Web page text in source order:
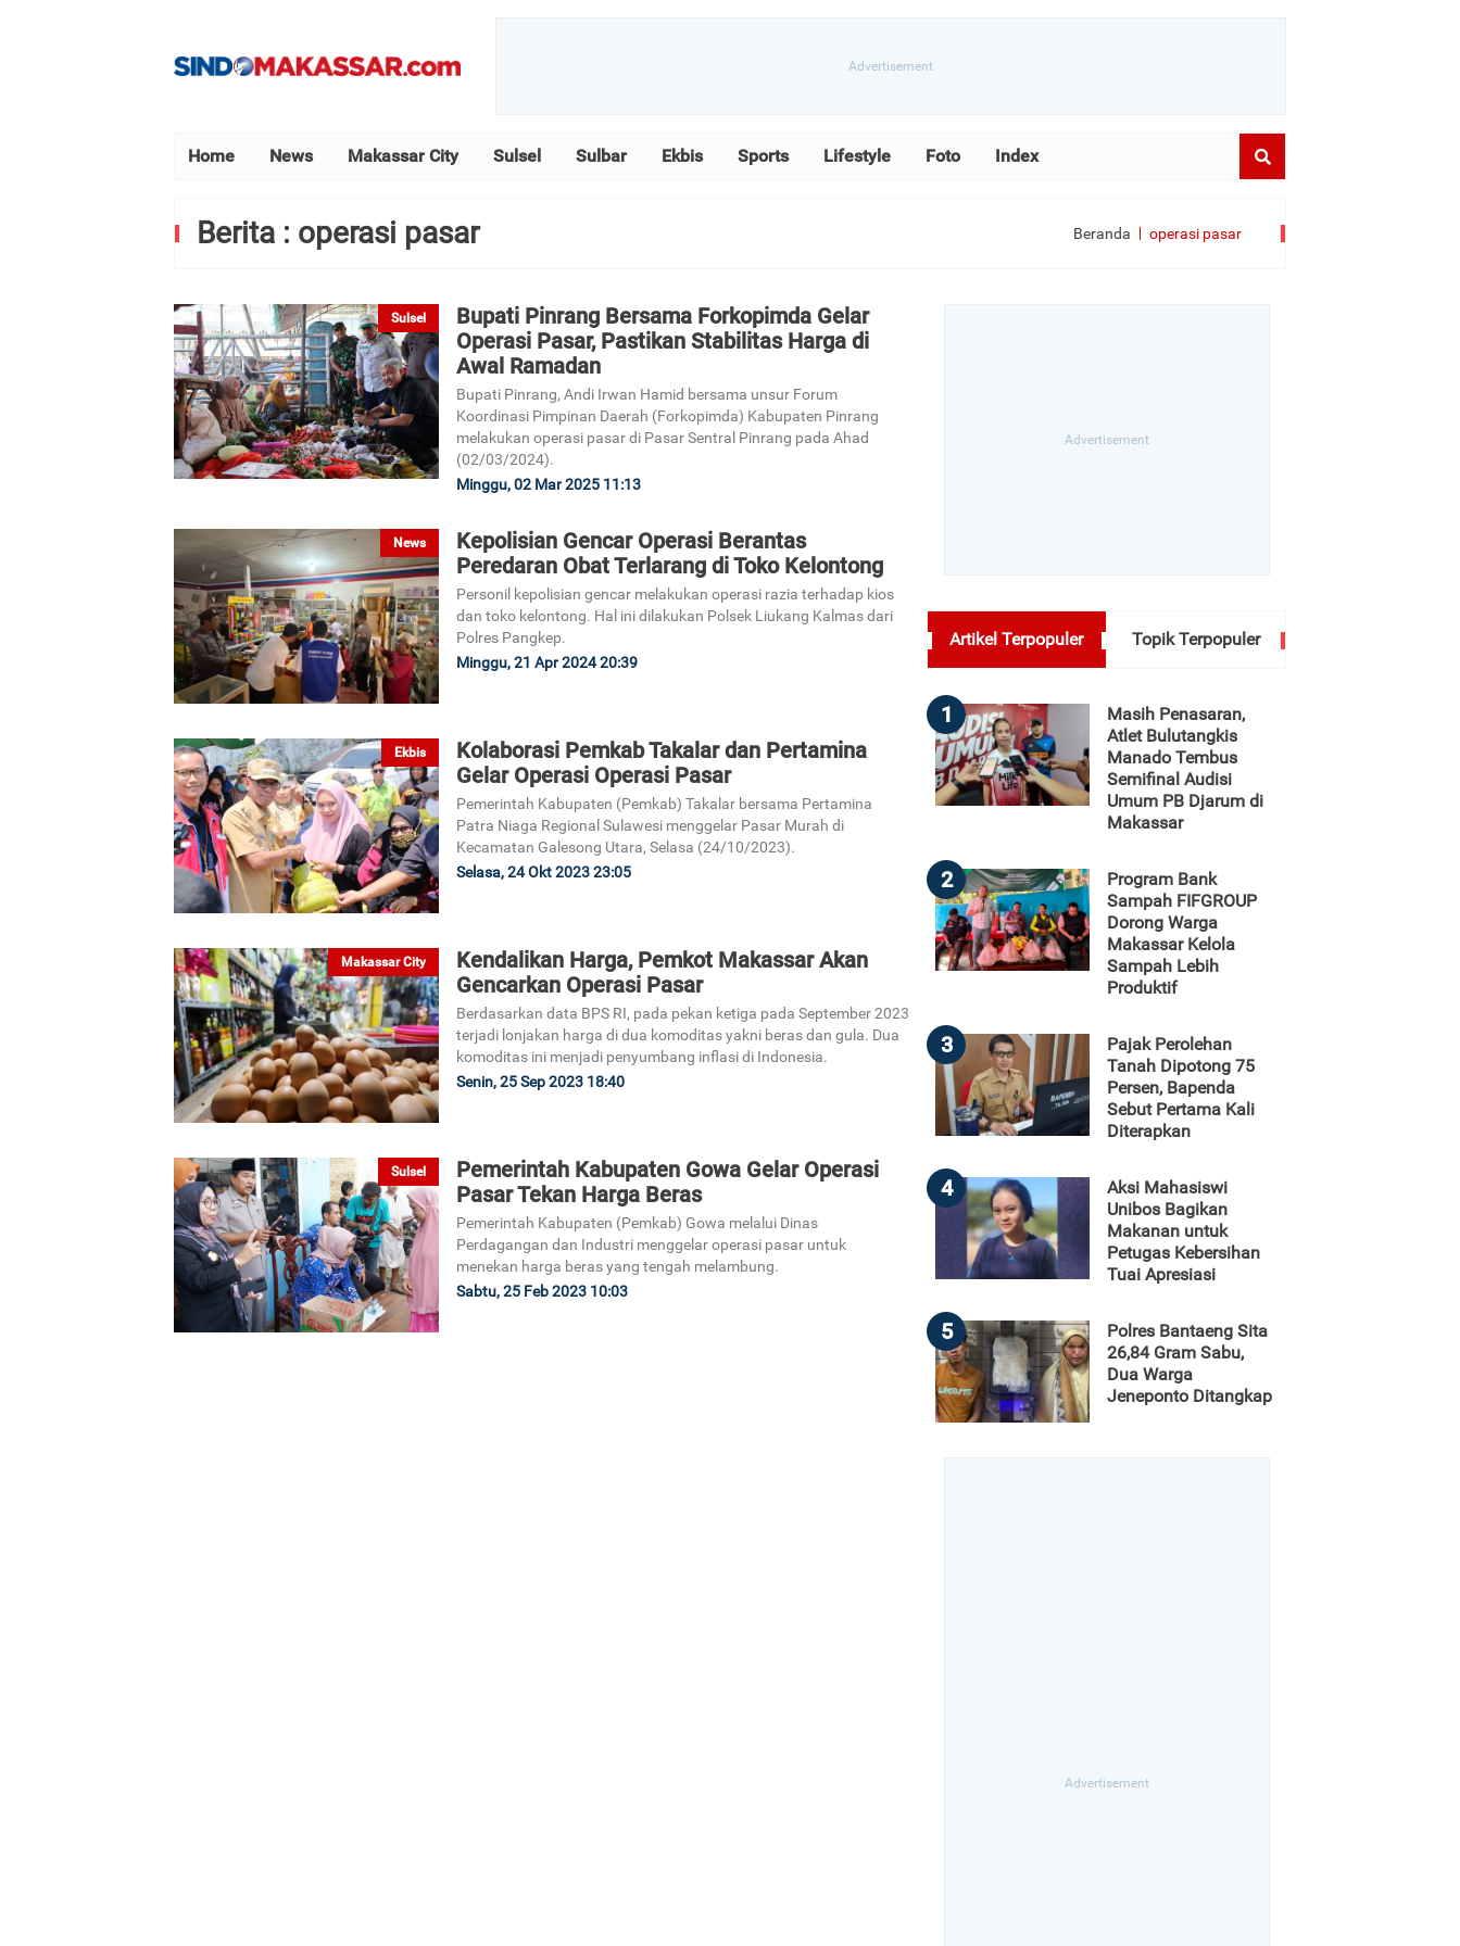
Home News Makassar City Sulsel Sulbar Ekbis Sports Lifestyle Foto Index
Berita : operasi pasar Beranda operasi pasar
Sulsel
Bupati Pinrang Bersama Forkopimda Gelar
Operasi Pasar, Pastikan Stabilitas Harga di
Awal Ramadan
Bupati Pinrang, Andi Irwan Hamid bersama unsur Forum
Koordinasi Pimpinan Daerah (Forkopimda) Kabupaten Pinrang
melakukan operasi pasar di Pasar Sentral Pinrang pada Ahad
(02/03/2024).
Minggu, 02 Mar 2025 11:13
News
Kepolisian Gencar Operasi Berantas
Peredaran Obat Terlarang di Toko Kelontong
Personil kepolisian gencar melakukan operasi razia terhadap kios
dan toko kelontong. Hal ini dilakukan Polsek Liukang Kalmas dari
Polres Pangkep.
Minggu, 21 Apr 2024 20:39
Ekbis
Kolaborasi Pemkab Takalar dan Pertamina
Gelar Operasi Operasi Pasar
Pemerintah Kabupaten (Pemkab) Takalar bersama Pertamina
Patra Niaga Regional Sulawesi menggelar Pasar Murah di
Kecamatan Galesong Utara, Selasa (24/10/2023).
Selasa, 24 Okt 2023 23:05
Makassar City
Kendalikan Harga, Pemkot Makassar Akan
Gencarkan Operasi Pasar
Berdasarkan data BPS RI, pada pekan ketiga pada September 2023
terjadi lonjakan harga di dua komoditas yakni beras dan gula. Dua
komoditas ini menjadi penyumbang inflasi di Indonesia.
Senin, 25 Sep 2023 18:40
Sulsel
Pemerintah Kabupaten Gowa Gelar Operasi
Pasar Tekan Harga Beras
Pemerintah Kabupaten (Pemkab) Gowa melalui Dinas
Perdagangan dan Industri menggelar operasi pasar untuk
menekan harga beras yang tengah melambung.
Sabtu, 25 Feb 2023 10:03
Artikel Terpopuler Topik Terpopuler
1
Masih Penasaran,
Atlet Bulutangkis
Manado Tembus
Semifinal Audisi
Umum PB Djarum di
Makassar
2
Program Bank
Sampah FIFGROUP
Dorong Warga
Makassar Kelola
Sampah Lebih
Produktif
3
Pajak Perolehan
Tanah Dipotong 75
Persen, Bapenda
Sebut Pertama Kali
Diterapkan
4
Aksi Mahasiswi
Unibos Bagikan
Makanan untuk
Petugas Kebersihan
Tuai Apresiasi
5
Polres Bantaeng Sita
26,84 Gram Sabu,
Dua Warga
Jeneponto Ditangkap